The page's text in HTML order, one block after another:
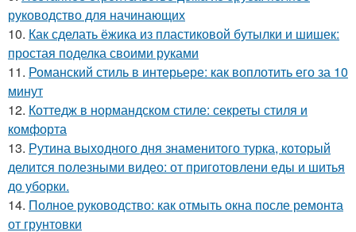
руководство для начинающих
10. Как сделать ёжика из пластиковой бутылки и шишек:
простая поделка своими руками
11. Романский стиль в интерьере: как воплотить его за 10
минут
12. Коттедж в нормандском стиле: секреты стиля и
комфорта
13. Рутина выходного дня знаменитого турка, который
делится полезными видео: от приготовлени еды и шитья
до уборки.
14. Полное руководство: как отмыть окна после ремонта
от грунтовки